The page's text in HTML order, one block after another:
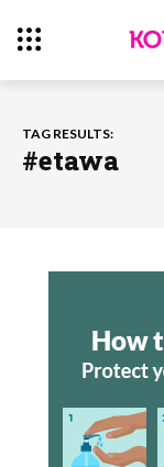
TAG RESULTS:
#etawa